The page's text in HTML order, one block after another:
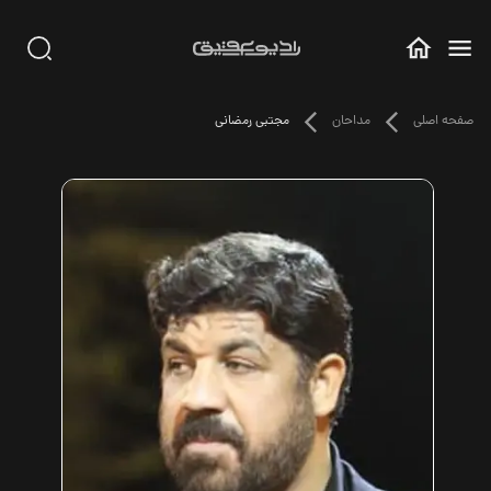
صفحه اصلی مداحان مجتبی رمضانی